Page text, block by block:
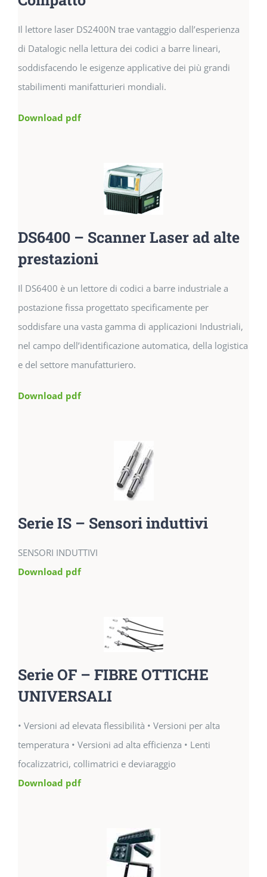
Il lettore laser DS2400N trae vantaggio dall’esperienza
di Datalogic nella lettura dei codici a barre lineari,
soddisfacendo le esigenze applicative dei più grandi
stabilimenti manifatturieri mondiali.
Download pdf
DS6400 – Scanner Laser ad alte
prestazioni
Il DS6400 è un lettore di codici a barre industriale a
postazione fissa progettato specificamente per
soddisfare una vasta gamma di applicazioni Industriali,
nel campo dell’identificazione automatica, della logistica
e del settore manufatturiero.
Download pdf
Serie IS – Sensori induttivi
SENSORI INDUTTIVI
Download pdf
Serie OF – FIBRE OTTICHE
UNIVERSALI
• Versioni ad elevata flessibilità • Versioni per alta
temperatura • Versioni ad alta efficienza • Lenti
focalizzatrici, collimatrici e deviaraggio
Download pdf